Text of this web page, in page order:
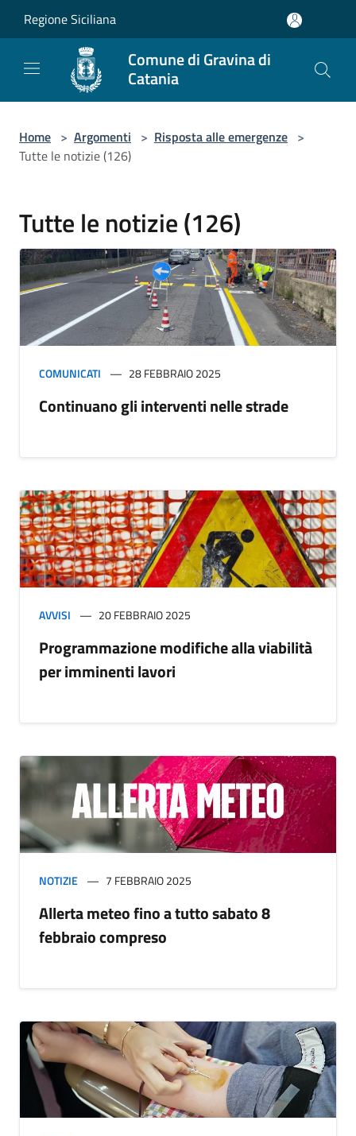
Regione Siciliana
Comune di Gravina di
Catania
Home > Argomenti > Risposta alle emergenze >
Tutte le notizie (126)
Tutte le notizie (126)
COMUNICATI 28 FEBBRAIO 2025
Continuano gli interventi nelle strade
AVVISI 20 FEBBRAIO 2025
Programmazione modifiche alla viabilità
per imminenti lavori
NOTIZIE 7 FEBBRAIO 2025
Allerta meteo fino a tutto sabato 8
febbraio compreso